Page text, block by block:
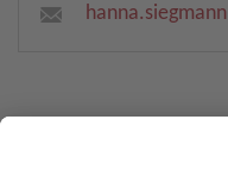
hanna.siegmann​